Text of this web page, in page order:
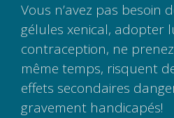
Vous n’avez pas besoin
gélules xenical, adopter
contraception, ne
même temps, risquent
effets secondaires
gravement handicapés!